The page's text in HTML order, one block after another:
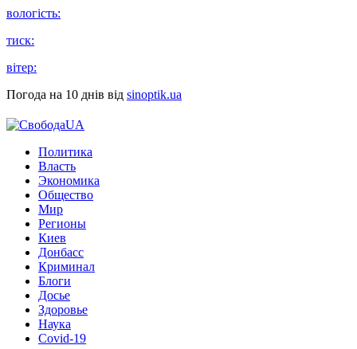
вологість:
тиск:
вітер:
Погода на 10 днів від sinoptik.ua
Политика
Власть
Экономика
Общество
Мир
Регионы
Киев
Донбасс
Криминал
Блоги
Досье
Здоровье
Наука
Covid-19